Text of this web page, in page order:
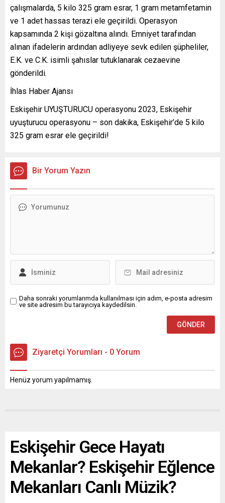
çalışmalarda, 5 kilo 325 gram esrar, 1 gram metamfetamin
ve 1 adet hassas terazi ele geçirildi. Operasyon
kapsamında 2 kişi gözaltına alındı. Emniyet tarafından
alınan ifadelerin ardından adliyeye sevk edilen şüpheliler,
E.K. ve C.K. isimli şahıslar tutuklanarak cezaevine
gönderildi.
İhlas Haber Ajansı
Eskişehir UYUŞTURUCU operasyonu 2023, Eskişehir
uyuşturucu operasyonu – son dakika, Eskişehir’de 5 kilo
325 gram esrar ele geçirildi!
Bir Yorum Yazın
Daha sonraki yorumlarımda kullanılması için adım, e-posta adresim
ve site adresim bu tarayıcıya kaydedilsin.
Ziyaretçi Yorumları - 0 Yorum
Henüz yorum yapılmamış.
Eskişehir Gece Hayatı
Mekanlar? Eskişehir Eğlence
Mekanları Canlı Müzik?